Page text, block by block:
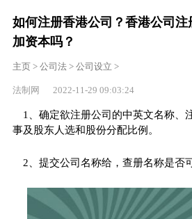
如何注册香港公司？香港公司
加资本吗？
主页> 公司法> 公司设立 >
法制网 2022-11-29 09:03:24
1、确定欲注册公司的中英文名称、
事及股东人选和股份分配比例。
2、提交公司名称给，查册名称是否